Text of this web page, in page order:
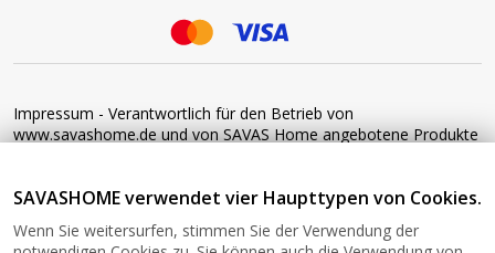
Impressum - Verantwortlich für den Betrieb von
www.savashome.de und von SAVAS Home angebotene Produkte
senden Sie keine Waren ohne vorherige Bestätigung an diese
diesem Link: https://www.savashome.de/rueckgabebedingungen-
SAVASHOME verwendet vier Haupttypen von Cookies.
Wenn Sie weitersurfen, stimmen Sie der Verwendung der